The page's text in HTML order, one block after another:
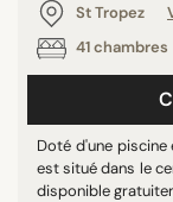
St Tropez
41 chambres
Doté d'une
est situé dans le
disponible